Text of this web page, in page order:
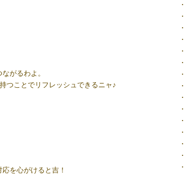
がるわよ。
つことでリフレッシュできるニャ♪
を心がけると吉！